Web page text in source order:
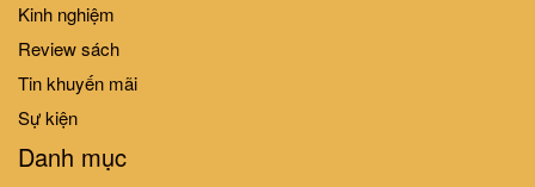
1001 câu hỏi đáp về thế giới
quanh ta - Như thế nào?
Kinh nghiệm
Review sách
Tin khuyến mãi
Sự kiện
Danh mục